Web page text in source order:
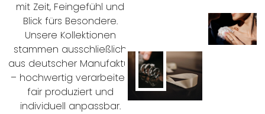
mit Zeit, Feingefühl und
Blick fürs Besondere.
Unsere Kollektionen
stammen ausschließlich
aus deutscher Manufaktur
– hochwertig verarbeitet,
fair produziert und
individuell anpassbar.